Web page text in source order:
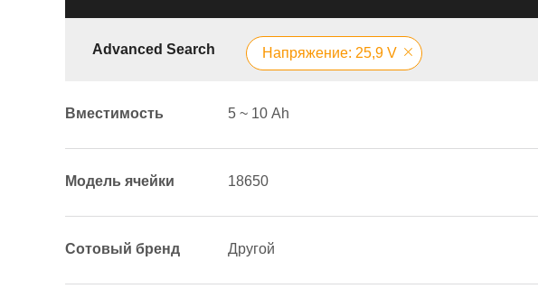
Advanced Search Напряжение: 25,9 V
Вместимость 5 ~ 10 Аh
Модель ячейки 18650
Сотовый бренд Другой